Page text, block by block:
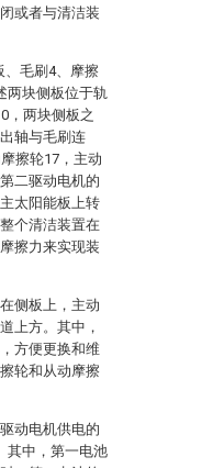
或者与清洁装
、毛刷4、摩擦
两块侧板位于轨
，两块侧板之
轴与毛刷连
擦轮17，主动
二驱动电机的
太阳能板上转
个清洁装置在
擦力来实现装
侧板上，主动
上方。其中，
方便更换和维
轮和从动摩擦
动电机供电的
其中，第一电池